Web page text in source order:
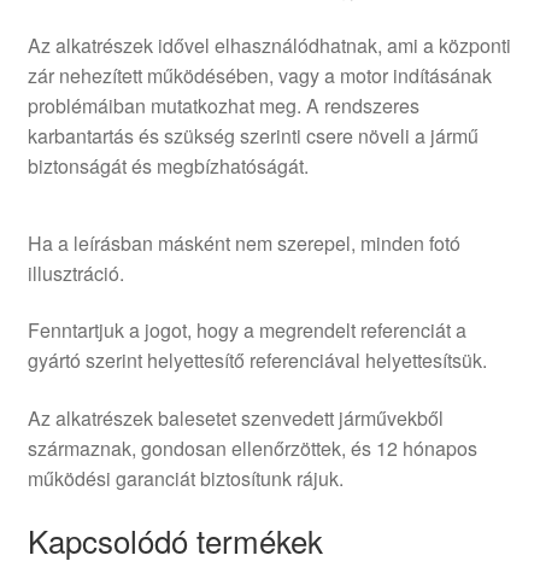
Az alkatrészek idővel elhasználódhatnak, ami a központi
zár nehezített működésében, vagy a motor indításának
problémáiban mutatkozhat meg. A rendszeres
karbantartás és szükség szerinti csere növeli a jármű
biztonságát és megbízhatóságát.
Ha a leírásban másként nem szerepel, minden fotó
illusztráció.
Fenntartjuk a jogot, hogy a megrendelt referenciát a
gyártó szerint helyettesítő referenciával helyettesítsük.
Az alkatrészek balesetet szenvedett járművekből
származnak, gondosan ellenőrzöttek, és 12 hónapos
működési garanciát biztosítunk rájuk.
Kapcsolódó termékek